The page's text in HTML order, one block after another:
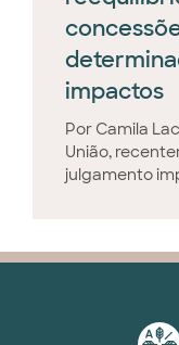
impactos
Por Camila
União,
julgamento